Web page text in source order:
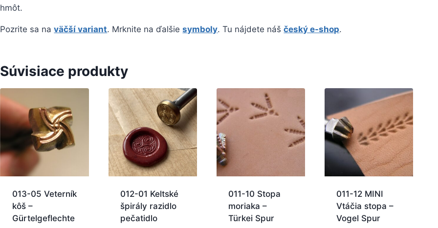
hmôt.
Pozrite sa naväčší variant. Mrknite na ďalšiesymboly. Tu nájdete náščeský e-shop.
Súvisiace produkty
013-05 Veterník
kôš –
Gürtelgeflechte
012-01 Keltské
špirály razidlo
pečatidlo
011-10 Stopa
moriaka –
Türkei Spur
011-12 MINI
Vtáčia stopa –
Vogel Spur